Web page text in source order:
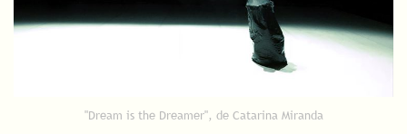
"Dream is the Dreamer", de Catarina Miranda